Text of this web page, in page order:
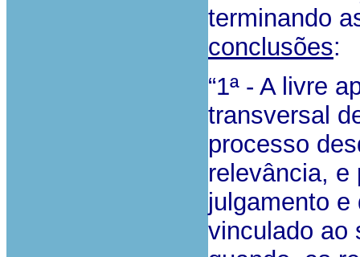
terminando
conclusões:
“1ª - A livre
transversal
processo
relevância, e
julgamento
vinculado ao